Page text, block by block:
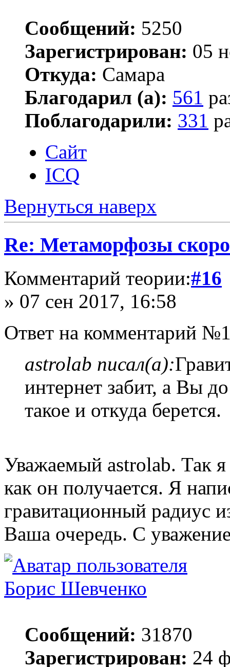
Сообщений: 5250
Зарегистрирован: 05
Откуда: Самара
Благодарил (а): 561
Поблагодарили: 331
Сайт
ICQ
Вернуться наверх
Re: Метаморфозы
Комментарий теории:#16
» 07 сен 2017, 16:58
Ответ на комментарий
astrolab писал(а):
интернет забит, а Вы
такое и откуда берется.
Уважаемый astrolab. Так
как он получается. Я
гравитационный радиус
Ваша очередь. С
Борис Шевченко
Сообщений: 31870
Зарегистрирован: 24